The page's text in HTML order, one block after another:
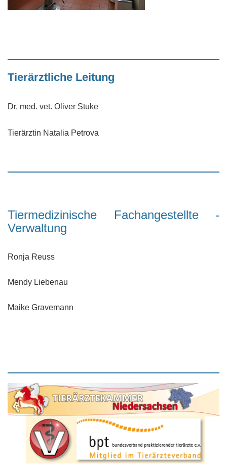
Tierärztliche Leitung
Dr. med. vet. Oliver Stuke
Tierärztin Natalia Petrova
Tiermedizinische Fachangestellte -
Verwaltung
Ronja Reuss
Mendy Liebenau
Maike Gravemann